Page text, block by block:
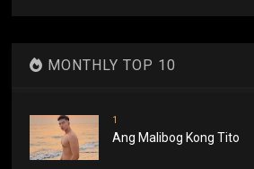
MONTHLY TOP 10
1
Ang Malibog Kong Tito